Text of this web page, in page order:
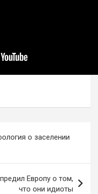
о заселении
Европу о том,
что они идиоты